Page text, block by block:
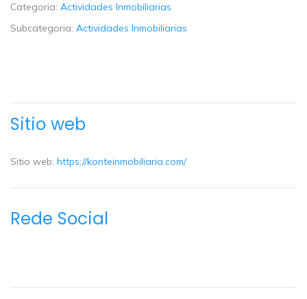
Categoria: Actividades Inmobiliarias
Subcategoria: Actividades Inmobiliarias
Sitio web
Sitio web: https://konteinmobiliaria.com/
Rede Social